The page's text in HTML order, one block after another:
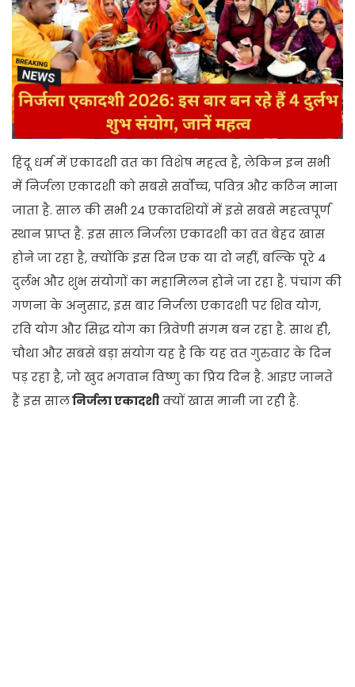
हिंदू धर्म में एकादशी व्रत का विशेष महत्व है, लेकिन इन सभी
में निर्जला एकादशी को सबसे सर्वोच्च, पवित्र और कठिन माना
जाता है. साल की सभी 24 एकादशियों में इसे सबसे महत्वपूर्ण
स्थान प्राप्त है. इस साल निर्जला एकादशी का व्रत बेहद खास
होने जा रहा है, क्योंकि इस दिन एक या दो नहीं, बल्कि पूरे 4
दुर्लभ और शुभ संयोगों का महामिलन होने जा रहा है. पंचांग की
गणना के अनुसार, इस बार निर्जला एकादशी पर शिव योग,
रवि योग और सिद्ध योग का त्रिवेणी संगम बन रहा है. साथ ही,
चौथा और सबसे बड़ा संयोग यह है कि यह व्रत गुरुवार के दिन
पड़ रहा है, जो खुद भगवान विष्णु का प्रिय दिन है. आइए जानते
हैं इस सालनिर्जला एकादशीक्यों खास मानी जा रही है.